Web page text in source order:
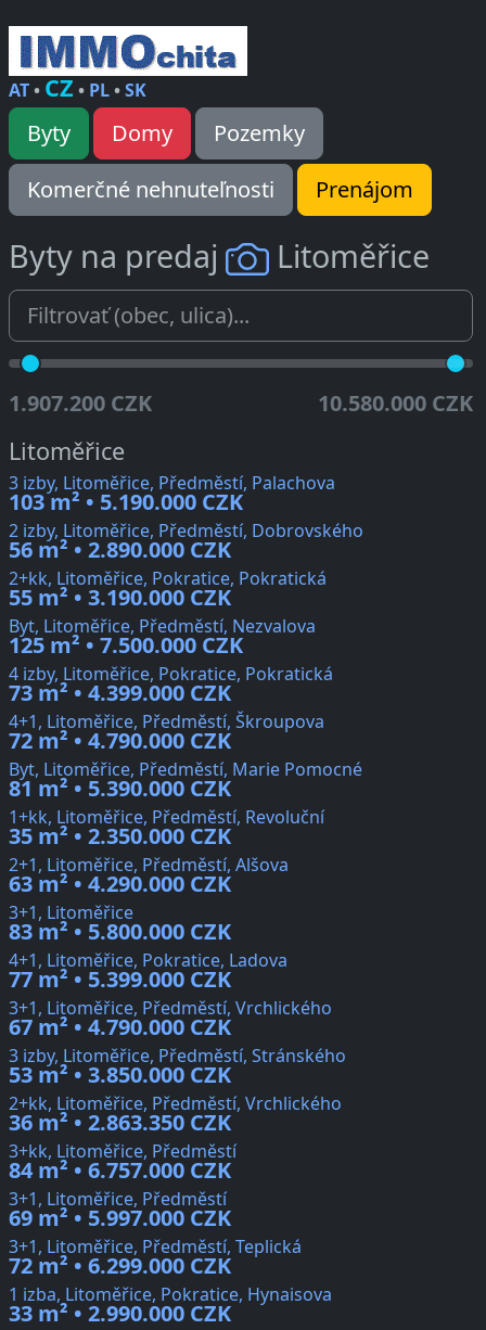
AT• CZ • PL•SK
Byty Domy
Pozemky
Komerčné nehnuteľnosti
Prenájom
Byty na predaj Litoměřice
1.907.200 CZK 10.580.000 CZK
Litoměřice
3 izby, Litoměřice, Předměstí, Palachova
103 m² • 5.190.000 CZK
2 izby, Litoměřice, Předměstí, Dobrovského
56 m² • 2.890.000 CZK
2+kk, Litoměřice, Pokratice, Pokratická
55 m² • 3.190.000 CZK
Byt, Litoměřice, Předměstí, Nezvalova
125 m² • 7.500.000 CZK
4 izby, Litoměřice, Pokratice, Pokratická
73 m² • 4.399.000 CZK
4+1, Litoměřice, Předměstí, Škroupova
72 m² • 4.790.000 CZK
Byt, Litoměřice, Předměstí, Marie Pomocné
81 m² • 5.390.000 CZK
1+kk, Litoměřice, Předměstí, Revoluční
35 m² • 2.350.000 CZK
2+1, Litoměřice, Předměstí, Alšova
63 m² • 4.290.000 CZK
3+1, Litoměřice
83 m² • 5.800.000 CZK
4+1, Litoměřice, Pokratice, Ladova
77 m² • 5.399.000 CZK
3+1, Litoměřice, Předměstí, Vrchlického
67 m² • 4.790.000 CZK
3 izby, Litoměřice, Předměstí, Stránského
53 m² • 3.850.000 CZK
2+kk, Litoměřice, Předměstí, Vrchlického
36 m² • 2.863.350 CZK
3+kk, Litoměřice, Předměstí
84 m² • 6.757.000 CZK
3+1, Litoměřice, Předměstí
69 m² • 5.997.000 CZK
3+1, Litoměřice, Předměstí, Teplická
72 m² • 6.299.000 CZK
1 izba, Litoměřice, Pokratice, Hynaisova
33 m² • 2.990.000 CZK